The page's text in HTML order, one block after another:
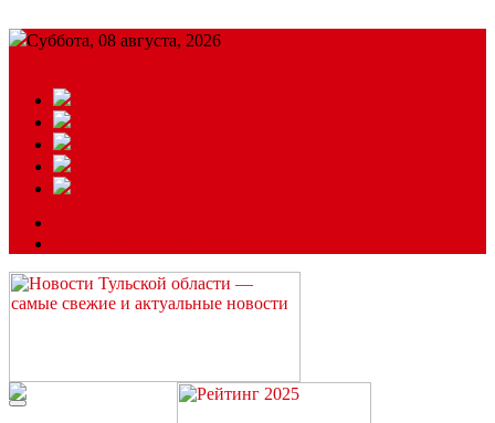
Суббота, 08 августа, 2026
Читайте последние новости дня в Тульской области на сайте
“ЗаНовомосковск”